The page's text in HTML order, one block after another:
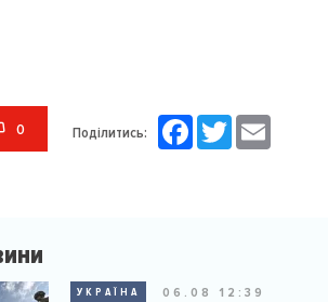
0 Поділитись: FacebookTwitter
УКРАЇНА 06.08 12:39